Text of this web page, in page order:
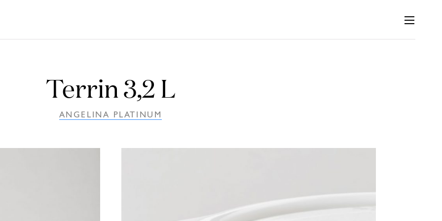
Terrin 3,2 L
ANGELINA PLATINUM